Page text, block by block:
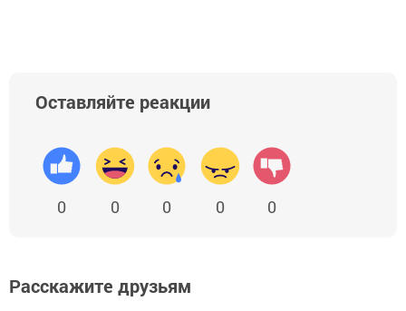
Оставляйте реакции
0 0 0 0 0
Расскажите друзьям